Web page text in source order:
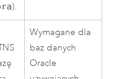
).
Wymagane dla
baz danych
Oracle